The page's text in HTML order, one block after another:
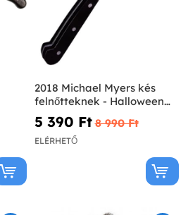
2018 Michael Myers kés
felnőtteknek - Halloween
2018
5 390 Ft‎ 8 990 Ft‎
ELÉRHETŐ